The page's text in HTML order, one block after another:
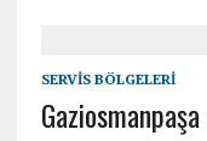
SERVIS BÖLGELERI